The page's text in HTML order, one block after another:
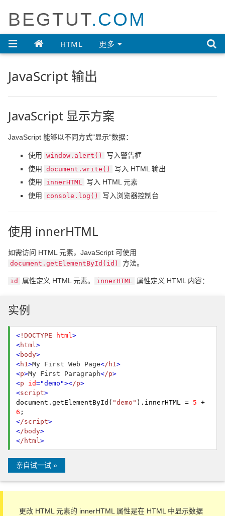
BEGTUT.COM
HTML 更多 
JavaScript 输出
JavaScript 显示方案
JavaScript 能够以不同方式"显示"数据：
使用 window.alert()
写入警告框
使用
document.write()
写入 HTML 输出
使用
innerHTML 写入 HTML 元素
使用
console.log() 写入浏览器控制台
使用 innerHTML
如需访问 HTML 元素，JavaScript 可使用
document.getElementById(id) 方法。
id 属性定义 HTML 元素。 innerHTML 属性定义 HTML 内容：
实例
< !DOCTYPE html>
<html>
<body>
<h1>My First Web Page</h1>
<p>My First Paragraph</p>
<p id="demo"></p>
<script>
document. getElementById ( "demo" ). innerHTML = 5 +
6 ;
</script>
</body>
</html>
亲自试一试 »
更改 HTML 元素的 innerHTML 属性是在 HTML 中显示数据